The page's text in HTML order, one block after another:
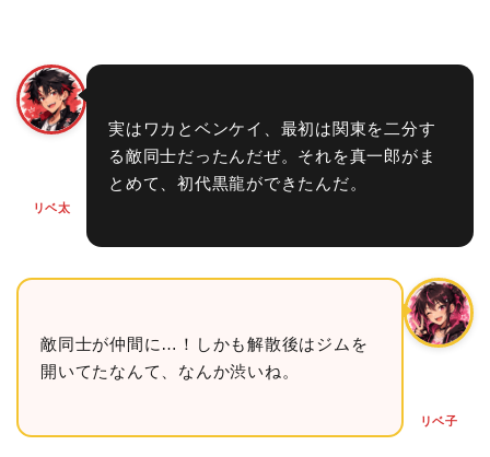
リベ太
実はワカとベンケイ、最初は関東を二分す
る敵同士だったんだぜ。それを真一郎がま
とめて、初代黒龍ができたんだ。
リベ子
敵同士が仲間に…！しかも解散後はジムを
開いてたなんて、なんか渋いね。